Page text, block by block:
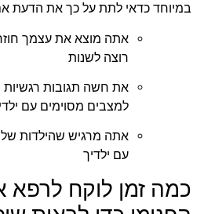
במיוחד כדאי לתת על כך את הדעת
אתה מוצא את עצמך
רוצה לשנות
את חשה תגובות רגשיות
למצבים מסוימים עם
אתה מרגיש שהילדות
עם ילדיך
כמה זמן לוקח לרפא